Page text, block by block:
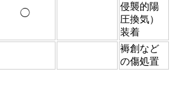
◯
侵襲的陽
圧換気）
装着
褥創など
の傷処置